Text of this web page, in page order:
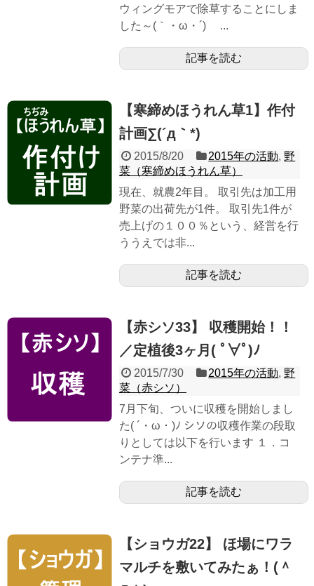
ウィングモアで除草することにしま
した～(｀・ω・´)ゞ ...
記事を読む
【寒締めほうれん草1】作付
計画∑(´д｀*)
2015/8/20 2015年の活動, 野
菜（寒締めほうれん草）
現在、就農2年目。 取引先は加工用
野菜の出荷先が1件。 取引先1件が
売上げの１００％という、経営を行
ううえでは非...
記事を読む
【赤シソ33】 収穫開始！！
／定植後3ヶ月( ﾟ∀ﾟ)ﾉ
2015/7/30 2015年の活動, 野
菜（赤シソ）
7月下旬、ついに収穫を開始しまし
た( ´・ω・)ﾉ シソの収穫作業の段取
りとしては以下を行います １．コ
ンテナ準...
記事を読む
【ショウガ22】 ほ場にワラ
マルチを敷いてみたぁ！(＾